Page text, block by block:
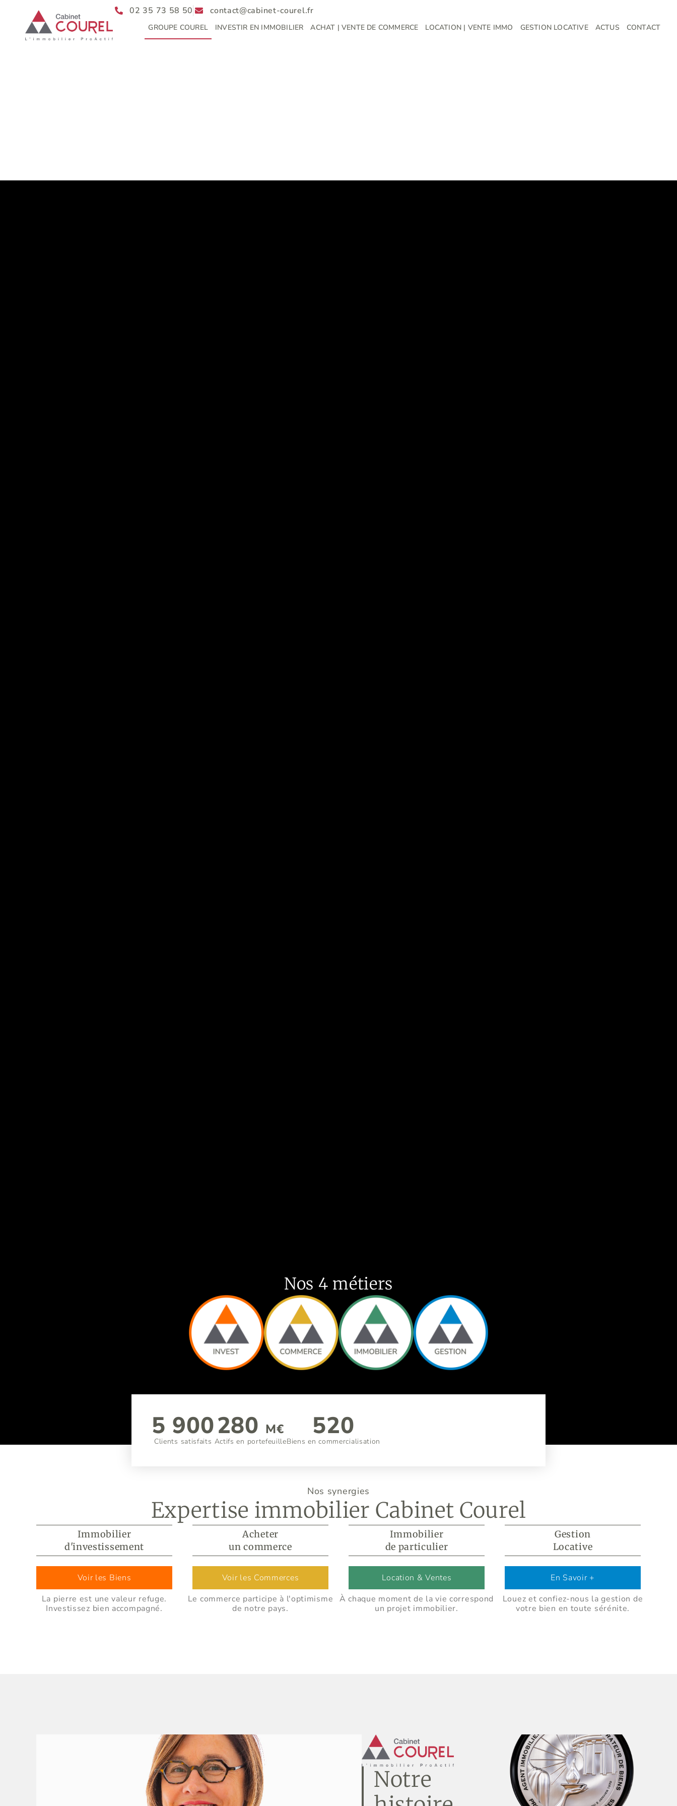
02 35 73 58 50 contact@cabinet-courel.fr
GROUPE COUREL INVESTIR EN IMMOBILIER ACHAT | VENTE DE COMMERCE LOCATION | VENTE IMMO GESTION LOCATIVE ACTUS CONTACT
Nos 4 métiers
Clients satisfaits
5 900
Actifs en portefeuille
280 M€
Biens en commercialisation
520
Nos synergies
Expertise immobilier Cabinet Courel
Immobilier
d'investissement
Voir les Biens
La pierre est une valeur refuge.
Investissez bien accompagné.
Acheter
un commerce
Voir les Commerces
Le commerce participe à l'optimisme
de notre pays.
Immobilier
de particulier
Location & Ventes
À chaque moment de la vie correspond
un projet immobilier.
Gestion
Locative
En Savoir +
Louez et confiez-nous la gestion de
votre bien en toute sérénite.
Notre